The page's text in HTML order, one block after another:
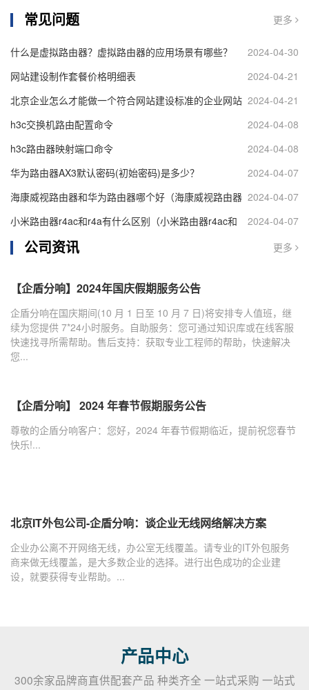
更多
常见问题
2024-04-30
什么是虚拟路由器？虚拟路由器的应用场景有哪些？
2024-04-21
网站建设制作套餐价格明细表
2024-04-21
北京企业怎么才能做一个符合网站建设标准的企业网站
2024-04-08
h3c交换机路由配置命令
2024-04-08
h3c路由器映射端口命令
2024-04-07
华为路由器AX3默认密码(初始密码)是多少？
2024-04-07
海康威视路由器和华为路由器哪个好（海康威视路由器
和华为路由器对比）
2024-04-07
小米路由器r4ac和r4a有什么区别（小米路由器r4ac和
r4a区别介绍）
更多
公司资讯
【企盾分响】2024年国庆假期服务公告
企盾分响在国庆期间(10 月 1 日至 10 月 7 日)将安排专人值班，继
续为您提供 7*24小时服务。自助服务：您可通过知识库或在线客服
快速找寻所需帮助。售后支持：获取专业工程师的帮助，快速解决
您...
【企盾分响】 2024 年春节假期服务公告
尊敬的企盾分响客户：您好，2024 年春节假期临近，提前祝您春节
快乐!...
北京IT外包公司-企盾分响：谈企业无线网络解决方案
企业办公离不开网络无线，办公室无线覆盖。请专业的IT外包服务
商来做无线覆盖，是大多数企业的选择。进行出色成功的企业建
设，就要获得专业帮助。...
产品中心
300余家品牌商直供配套产品 种类齐全 一站式采购 一站式